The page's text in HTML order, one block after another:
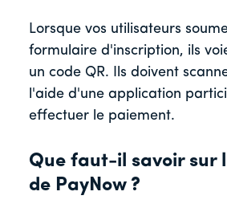
Lorsque vos utilisateurs
formulaire d'inscription, ils
un code QR. Ils doivent
l'aide d'une application
effectuer le paiement.
Que faut-il savoir sur
de PayNow ?